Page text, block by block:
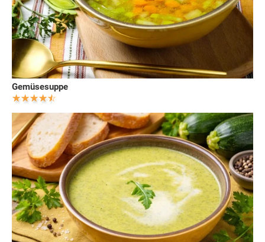
Gemüsesuppe